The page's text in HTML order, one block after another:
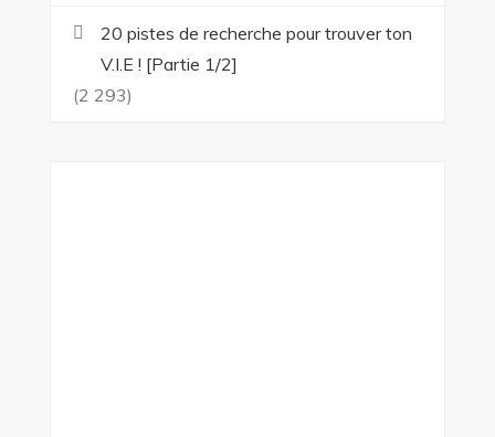
20 pistes de recherche pour trouver ton
V.I.E ! [Partie 1/2]
(2 293)